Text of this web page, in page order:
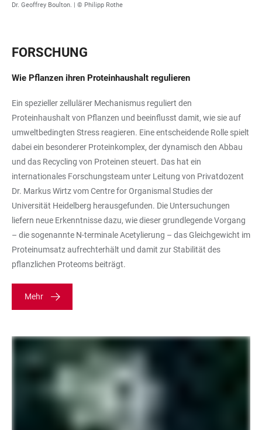
Dr. Geoffrey Boulton. | © Philipp Rothe
FORSCHUNG
Wie Pflanzen ihren Proteinhaushalt regulieren
Ein spezieller zellulärer Mechanismus reguliert den
Proteinhaushalt von Pflanzen und beeinflusst damit, wie sie auf
umweltbedingten Stress reagieren. Eine entscheidende Rolle spielt
dabei ein besonderer Proteinkomplex, der dynamisch den Abbau
und das Recycling von Proteinen steuert. Das hat ein
internationales Forschungsteam unter Leitung von Privatdozent
Dr. Markus Wirtz vom Centre for Organismal Studies der
Universität Heidelberg herausgefunden. Die Untersuchungen
liefern neue Erkenntnisse dazu, wie dieser grundlegende Vorgang
– die sogenannte N-terminale Acetylierung – das Gleichgewicht im
Proteinumsatz aufrechterhält und damit zur Stabilität des
pflanzlichen Proteoms beiträgt.
Mehr